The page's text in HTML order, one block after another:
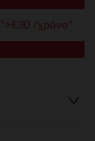
/χρόνο*